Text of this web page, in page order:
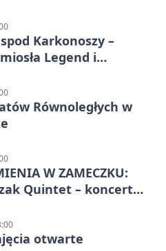
Karkonoszy –
Legend i
Równoległych w
W ZAMECZKU:
Quintet – koncert
otwarte